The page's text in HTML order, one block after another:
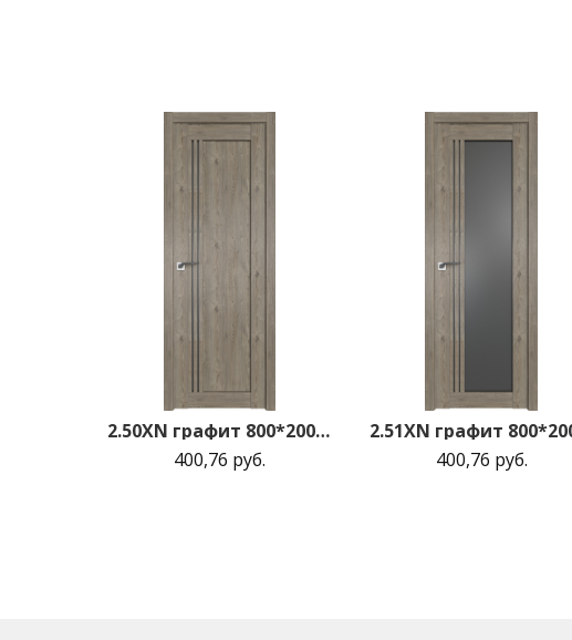
2.50XN графит 800*2000 Каштан темный
400,76 руб.
400,76 руб.